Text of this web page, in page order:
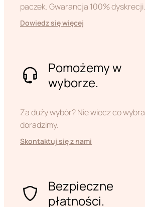
paczek. Gwarancja 100% dyskrecji.
Dowiedz się więcej
Pomożemy w
wyborze.
Za duży wybór? Nie wiecz co
doradzimy.
Skontaktuj się z nami
Bezpieczne
płatności.